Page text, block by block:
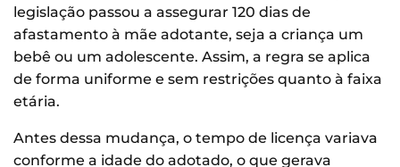
legislação passou a assegurar 120 dias de
afastamento à mãe adotante, seja a criança um
bebê ou um adolescente. Assim, a regra se aplica
de forma uniforme e sem restrições quanto à faixa
etária.
Antes dessa mudança, o tempo de licença variava
conforme a idade do adotado, o que gerava